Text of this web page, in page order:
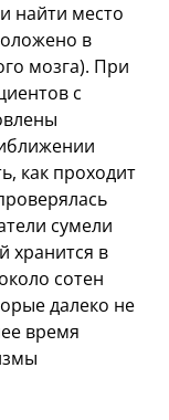
найти место
в
мозга). При
с
как проходит
сумели
хранится в
сотен
далеко не
время